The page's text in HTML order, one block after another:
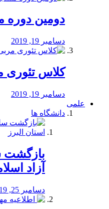
دومین دوره
دسامبر 19, 2019
کلاس تئوری
دسامبر 19, 2019
علمی
دانشگاه ها
بازگشت
آزاد
دسامبر 25, 2019